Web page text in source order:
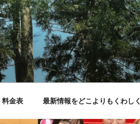
料金表 最新情報をどこよりもくわしく